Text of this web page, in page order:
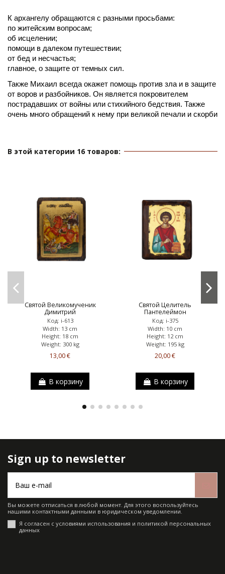
К архангелу обращаются с разными просьбами:
по житейским вопросам;
об исцелении;
помощи в далеком путешествии;
от бед и несчастья;
главное, о защите от темных сил.
Также Михаил всегда окажет помощь против зла и в защите
от воров и разбойников. Он является покровителем
пострадавших от войны или стихийного бедствия. Также
очень много обращений к нему при великой печали и скорби
В этой категории 16 товаров:
Святой Великомученик
Димитрий
Код: i-613
Width: 13 cm
Height: 18 cm
Weight: 300 kg
13,00 €
В корзину
Святой Целитель
Пантелеймон
Код: i-375
Width: 10 cm
Height: 12 cm
Weight: 195 kg
20,00 €
В корзину
Sign up to newsletter
Вы можете отписаться в любой момент. Для этого воспользуйтесь
нашими контактными данными в юридическом уведомлении.
Я согласен с условиями использования и политикой персональных
данных